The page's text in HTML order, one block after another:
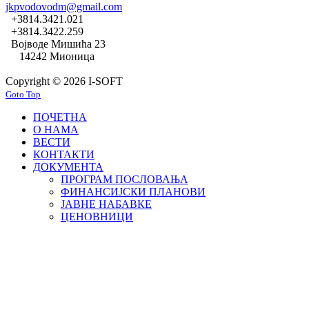
jkpvodovodm@gmail.com
+3814.3421.021
+3814.3422.259
Војводе Мишића 23
14242 Мионица
Copyright © 2026 I-SOFT
Goto Top
ПОЧЕТНА
О НАМА
ВЕСТИ
КОНТАКТИ
ДОКУМЕНТА
ПРОГРАМ ПОСЛОВАЊА
ФИНАНСИЈСКИ ПЛАНОВИ
ЈАВНЕ НАБАВКЕ
ЦЕНОВНИЦИ